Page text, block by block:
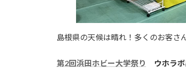
島根県の天候は晴れ！多くのお客さ
第2回浜田ホビー大学祭り ウホラボ